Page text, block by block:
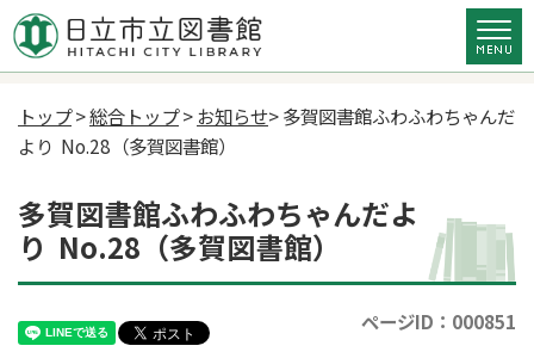
トップ>総合トップ>お知らせ> 多賀図書館ふわふわちゃんだ
より No.28（多賀図書館）
多賀図書館ふわふわちゃんだよ
り No.28（多賀図書館）
ページID：000851